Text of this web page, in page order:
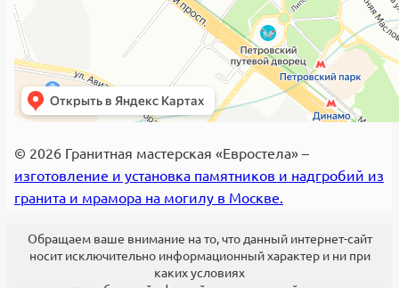
© 2026 Гранитная мастерская «Евростела» –
изготовление и установка памятников и надгробий из
гранита и мрамора на могилу в Москве.
Обращаем ваше внимание на то, что данный интернет-сайт
носит исключительно информационный характер и ни при
каких условиях